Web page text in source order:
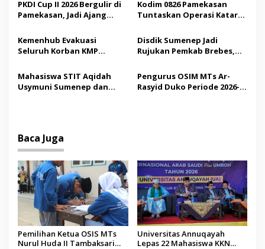
o
PKDI Cup II 2026 Bergulir di
Pamekasan, Jadi Ajang
Madura
Kodim 0826 Pamekasan
Tuntaskan Operasi Katarak
Tindakan Medis
Kemenhub Evakuasi
Seluruh Korban KMP
Operator Diaudit
Disdik Sumenep Jadi
Rujukan Pemkab Brebes,
Pendidikan Berbasis
Budaya
Mahasiswa STIT Aqidah
Usymuni Sumenep dan
Pengurus OSIM MTs Ar-
Rasyid Duko Periode 2026-
Baca Juga
Pemilihan Ketua OSIS MTs
Nurul Huda II Tambaksari
Universitas Annuqayah
Lepas 22 Mahasiswa KKN